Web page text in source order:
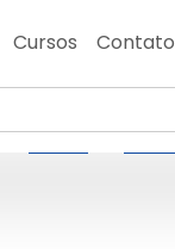
Cursos Contato